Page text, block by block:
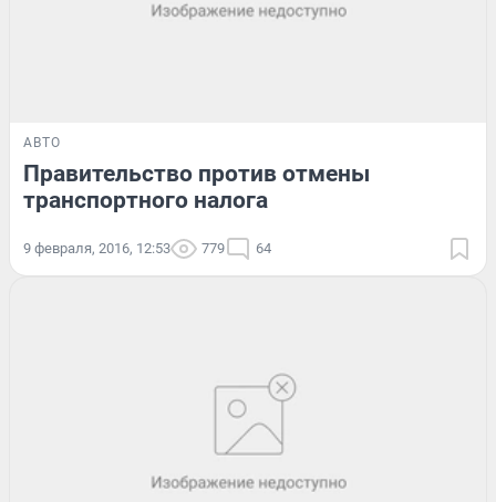
АВТО
Правительство против отмены
транспортного налога
9 февраля, 2016, 12:53 779 64